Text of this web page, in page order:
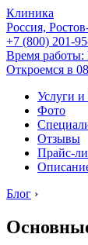
Клиника
Россия,
+7 (800) 201-
Время
Откроемся в
Услуги
Фото
Отзывы
Прайс-
Блог ›